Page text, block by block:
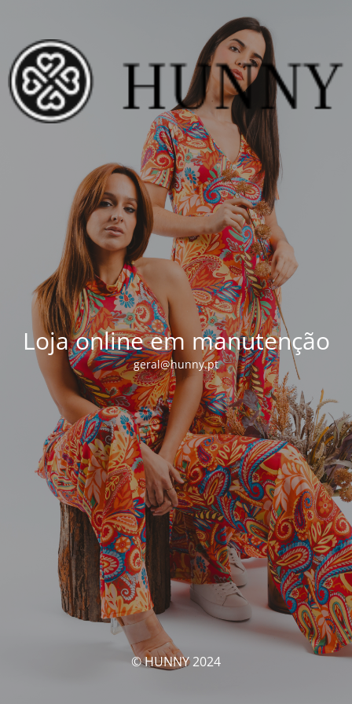
Loja online em manutenção
geral@hunny.pt
© HUNNY 2024